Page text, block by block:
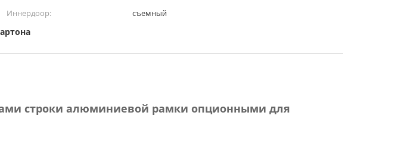
Иннердоор:
съемный
строки алюминиевой рамки опционными для